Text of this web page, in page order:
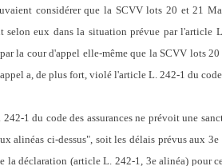
considérer que la SCVV lots 20 et 21
selon eux dans la situation prévue par l'article
la cour d'appel elle-même que la SCVV lots
a, de plus fort, violé l'article L. 242-1 du code
1 du code des assurances ne prévoit une
alinéas ci-dessus", soit les délais prévus aux
la déclaration (article L. 242-1, 3e alinéa) pour